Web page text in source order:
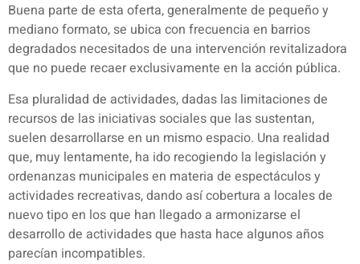
Buena parte de esta oferta, generalmente de pequeño y
mediano formato, se ubica con frecuencia en barrios
degradados necesitados de una intervención revitalizadora
que no puede recaer exclusivamente en la acción pública.
Esa pluralidad de actividades, dadas las limitaciones de
recursos de las iniciativas sociales que las sustentan,
suelen desarrollarse en un mismo espacio. Una realidad
que, muy lentamente, ha ido recogiendo la legislación y
ordenanzas municipales en materia de espectáculos y
actividades recreativas, dando así cobertura a locales de
nuevo tipo en los que han llegado a armonizarse el
desarrollo de actividades que hasta hace algunos años
parecían incompatibles.